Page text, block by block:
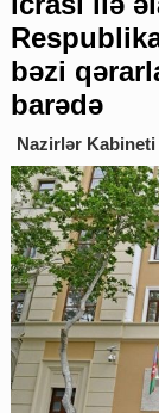
bəzi
barədə
Nazirlər Kabineti